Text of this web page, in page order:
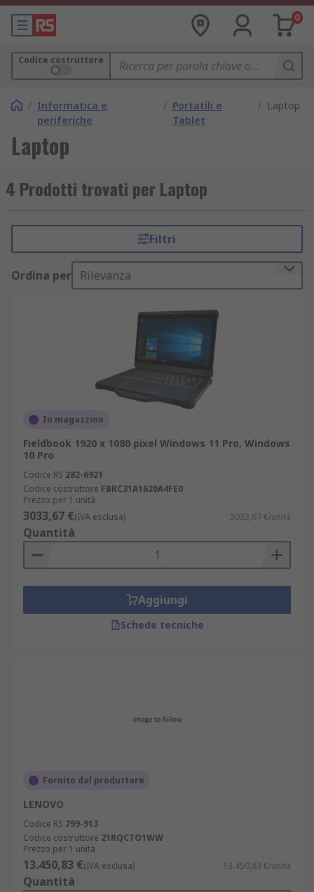
0
Codice costruttore
/ Informatica e
periferiche
/ Portatili e
Tablet
/ Laptop
Laptop
4 Prodotti trovati per Laptop
Filtri
Ordina per Rilevanza
In magazzino
Fieldbook 1920 x 1080 pixel Windows 11 Pro, Windows
10 Pro
Codice RS 282-6921
Codice costruttore FBRC31A1620A4FE0
Prezzo per 1 unità
3033,67 €(IVA esclusa) 3033,67 €/unità
Quantità
Aggiungi
Schede tecniche
Fornito dal produttore
LENOVO
Codice RS 799-913
Codice costruttore 21RQCTO1WW
Prezzo per 1 unità
13.450,83 €(IVA esclusa) 13.450,83 €/unità
Quantità